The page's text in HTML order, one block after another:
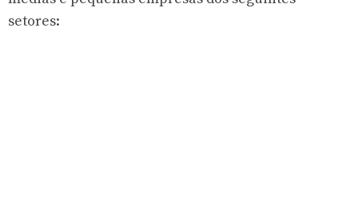
setores: